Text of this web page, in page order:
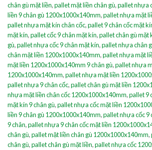
chân gù mặt liền,pallet mặt liền chân gù,pallet nhựa
liền 9 chân gù 1200x1000x140mm,pallet nhựa mặt
pallet nhựa mặt kín chân cốc,pallet 9 chân cốc mặt
mặt kín,pallet cốc 9 chân mặt kín,pallet chân gù mặt
gù,pallet nhựa cốc 9 chân mặt kín,pallet nhựa chân
chân mặt liền 1200x1000x140mm,pallet nhựa mặt
mặt liền 1200x1000x140mm 9 chân gù,pallet nhựa
1200x1000x140mm,pallet nhựa mặt liền
pallet nhựa 9 chân cốc,pallet chân gù mặt liền
nhựa mặt liền chân cốc 1200x1000x140mm,pallet 9
mặt kín 9 chân gù,pallet nhựa cốc mặt liền
liền 9 chân gù 1200x1000x140mm,pallet nhựa cốc 9
9 chân,pallet nhựa 9 chân cốc mặt liền
chân gù,pallet mặt liền chân gù 1200x1000x140mm,
chân gù,pallet chân gù mặt liền,pallet nhựa cốc